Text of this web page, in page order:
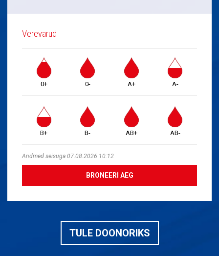
Verevarud
0+ 0- A+ A-
B+ B- AB+ AB-
Andmed seisuga 07.08.2026 10:12
BRONEERI AEG
TULE DOONORIKS